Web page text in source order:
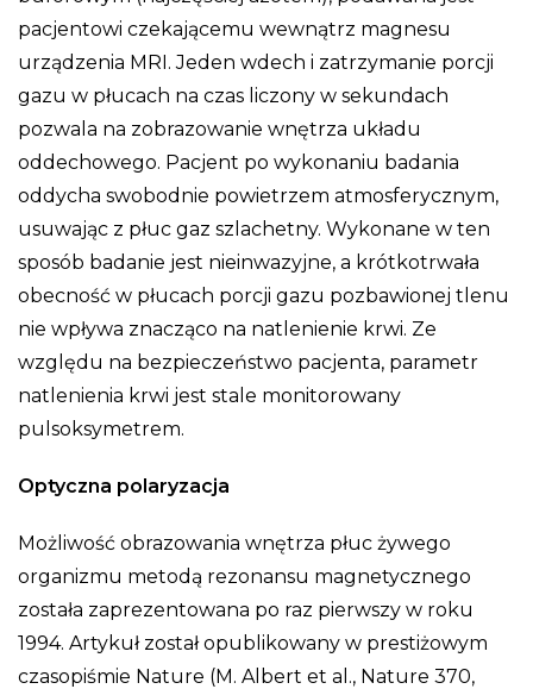
pacjentowi czekającemu wewnątrz magnesu
urządzenia MRI. Jeden wdech i zatrzymanie porcji
gazu w płucach na czas liczony w sekundach
pozwala na zobrazowanie wnętrza układu
oddechowego. Pacjent po wykonaniu badania
oddycha swobodnie powietrzem atmosferycznym,
usuwając z płuc gaz szlachetny. Wykonane w ten
sposób badanie jest nieinwazyjne, a krótkotrwała
obecność w płucach porcji gazu pozbawionej tlenu
nie wpływa znacząco na natlenienie krwi. Ze
względu na bezpieczeństwo pacjenta, parametr
natlenienia krwi jest stale monitorowany
pulsoksymetrem.
Optyczna polaryzacja
Możliwość obrazowania wnętrza płuc żywego
organizmu metodą rezonansu magnetycznego
została zaprezentowana po raz pierwszy w roku
1994. Artykuł został opublikowany w prestiżowym
czasopiśmie Nature (M. Albert et al., Nature 370,